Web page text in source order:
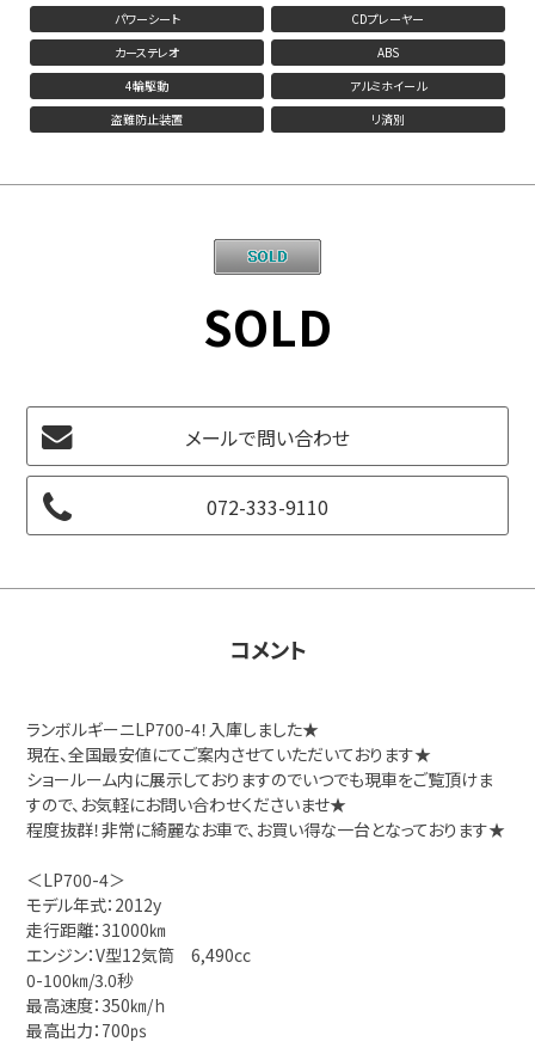
パワーシート
CDプレーヤー
カーステレオ
ABS
4輪駆動
アルミホイール
盗難防止装置
リ済別
SOLD
メールで問い合わせ
072-333-9110
コメント
ランボルギーニLP700-4！入庫しました★
現在、全国最安値にてご案内させていただいております★
ショールーム内に展示しておりますのでいつでも現車をご覧頂けま
すので、お気軽にお問い合わせくださいませ★
程度抜群！非常に綺麗なお車で、お買い得な一台となっております★
＜LP700-4＞
モデル年式：2012y
走行距離：31000㎞
エンジン：V型12気筒 6,490cc
0-100㎞/3.0秒
最高速度：350㎞/ｈ
最高出力：700㎰